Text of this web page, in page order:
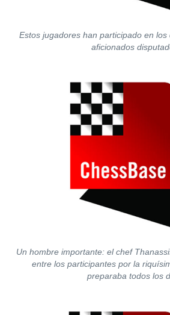
Estos jugadores han participado en
aficionados
Un hombre importante: el chef
entre los participantes por la
preparaba todos los